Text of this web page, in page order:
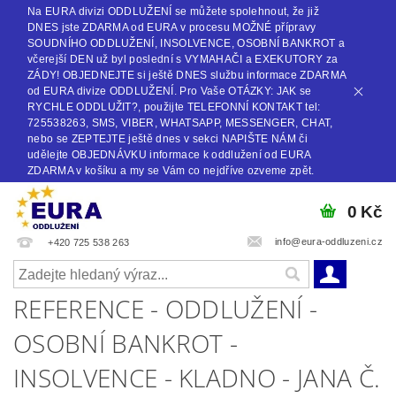
Na EURA divizi ODDLUŽENÍ se můžete spolehnout, že již
DNES jste ZDARMA od EURA v procesu MOŽNÉ přípravy
SOUDNÍHO ODDLUŽENÍ, INSOLVENCE, OSOBNÍ BANKROT a
včerejší DEN už byl poslední s VYMAHAČI a EXEKUTORY za
ZÁDY! OBJEDNEJTE si ještě DNES službu informace ZDARMA
od EURA divize ODDLUŽENÍ. Pro Vaše OTÁZKY: JAK se
RYCHLE ODDLUŽIT?, použijte TELEFONNÍ KONTAKT tel:
725538263, SMS, VIBER, WHATSAPP, MESSENGER, CHAT,
nebo se ZEPTEJTE ještě dnes v sekci NAPIŠTE NÁM či
udělejte OBJEDNÁVKU informace k oddlužení od EURA
ZDARMA v košíku a my se Vám co nejdříve ozveme zpět.
+420 725 538 263 info@eura-oddluzeni.cz
0 Kč
REFERENCE - ODDLUŽENÍ -
OSOBNÍ BANKROT -
INSOLVENCE - KLADNO - JANA Č.